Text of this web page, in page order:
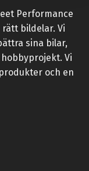
Performance
bildelar. Vi
sina bilar,
Vi
och en